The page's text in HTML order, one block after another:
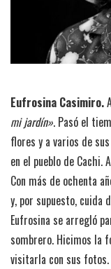
Eufrosina Casimiro.
mi jardín». Pasó el
flores y a varios de
en el pueblo de Cachi.
Con más de ochenta
y, por supuesto, cuida
Eufrosina se arregló
sombrero. Hicimos la
visitarla con sus fotos.